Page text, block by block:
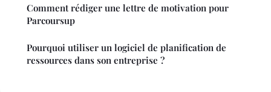
Comment rédiger une lettre de motivation pour
Parcoursup
Pourquoi utiliser un logiciel de planification de
ressources dans son entreprise ?